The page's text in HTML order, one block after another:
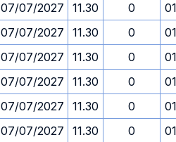
07/07/2027 11.30 0
07/07/2027 11.30 0
07/07/2027 11.30 0
07/07/2027 11.30 0
07/07/2027 11.30 0
07/07/2027 11.30 0